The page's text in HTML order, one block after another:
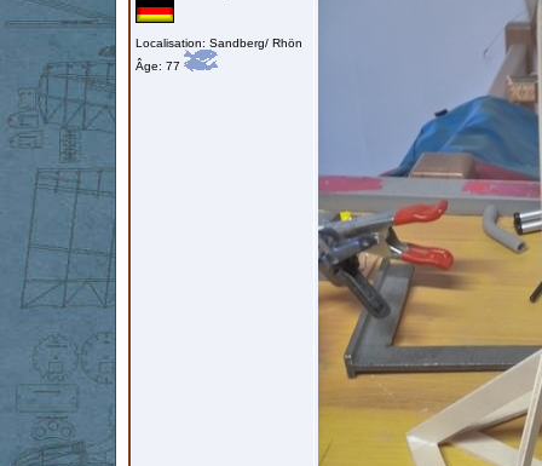
Localisation: Sandberg/ Rhön
Âge: 77